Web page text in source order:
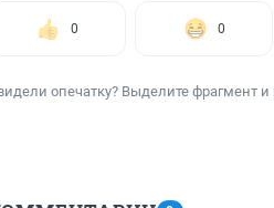
0 0
опечатку? Выделите фрагмент и